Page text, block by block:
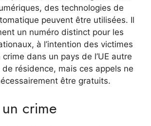
des technologies de
peuvent être utilisées. Il
un numéro distinct pour les
à l’intention des victimes
dans un pays de l’UE autre
de résidence, mais ces appels ne
être gratuits.
crime